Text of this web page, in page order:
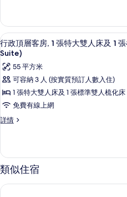
的
相
片
2
張
單
人
床
(Superior
Twin
Room)
的
2
張
單
人
(Superior
Twin
Room)
詳
情
載
入
所
有
行
政
頂
房,
1
張
特
行
22
行政頂層客房, 1 張特大雙人床及 1
Suite)
55 平方米
可容納 3 人 (按實質預訂人數入住)
1 張特大雙人床及 1 張標準雙人梳化床
免費有線上網
詳情
行
客
房,
1
特
類似住宿
萊斯特廣場蓟酒店